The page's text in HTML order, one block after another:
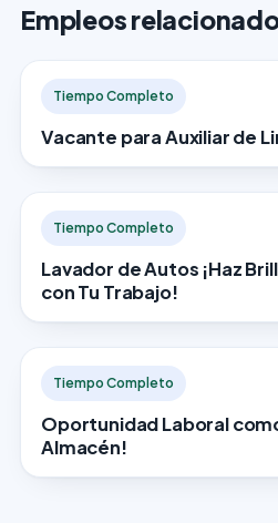
Empleos
Tiempo Completo
Vacante para Auxiliar de
Tiempo Completo
Lavador de Autos ¡Haz
con Tu Trabajo!
Tiempo Completo
Oportunidad Laboral
Almacén!